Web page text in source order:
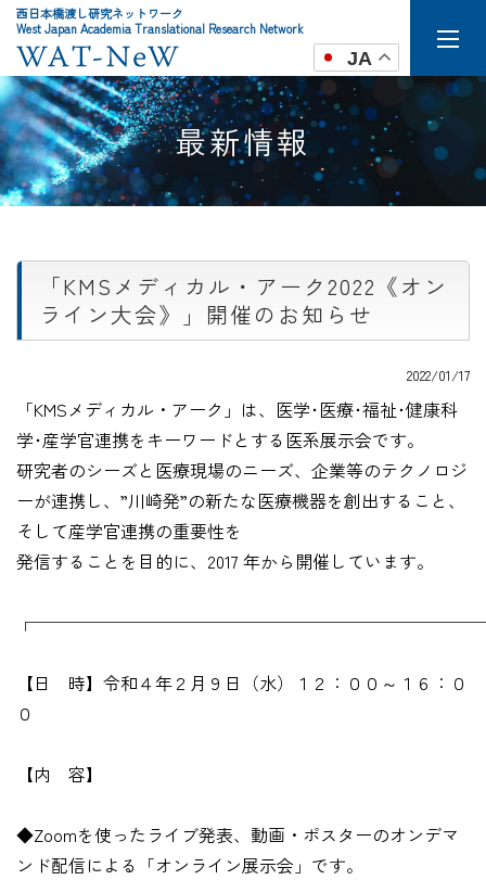
西日本橋渡し研究ネットワーク
West Japan Academia Translational Research Network
JA
最新情報
「KMSメディカル・アーク2022《オン
ライン大会》」開催のお知らせ
2022/01/17
「KMSメディカル・アーク」は、医学･医療･福祉･健康科
学･産学官連携をキーワードとする医系展示会です。
研究者のシーズと医療現場のニーズ、企業等のテクノロジ
ーが連携し、”川崎発”の新たな医療機器を創出すること、
そして産学官連携の重要性を
発信することを目的に、2017 年から開催しています。
【日 時】令和４年２月９日（水）１２：００～１６：０
０
【内 容】
◆Zoomを使ったライブ発表、動画・ポスターのオンデマ
ンド配信による「オンライン展示会」です。